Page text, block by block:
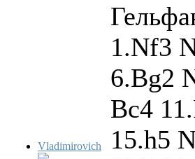
Vladimirovich
1.Nf3
6.Bg2
Bc4
15.h5